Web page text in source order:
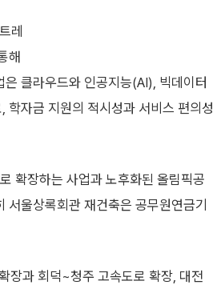
레
해
클라우드와 인공지능(AI), 빅데이터
학자금 지원의 적시성과 서비스 편의성
확장하는 사업과 노후화된 올림픽공
울상록회관 재건축은 공무원연금기
장과 회덕~청주 고속도로 확장, 대전